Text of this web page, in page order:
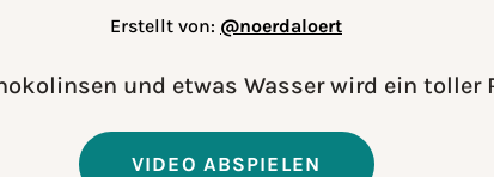
Erstellt von: @noerdaloert
und etwas Wasser wird ein toller
VIDEO ABSPIELEN